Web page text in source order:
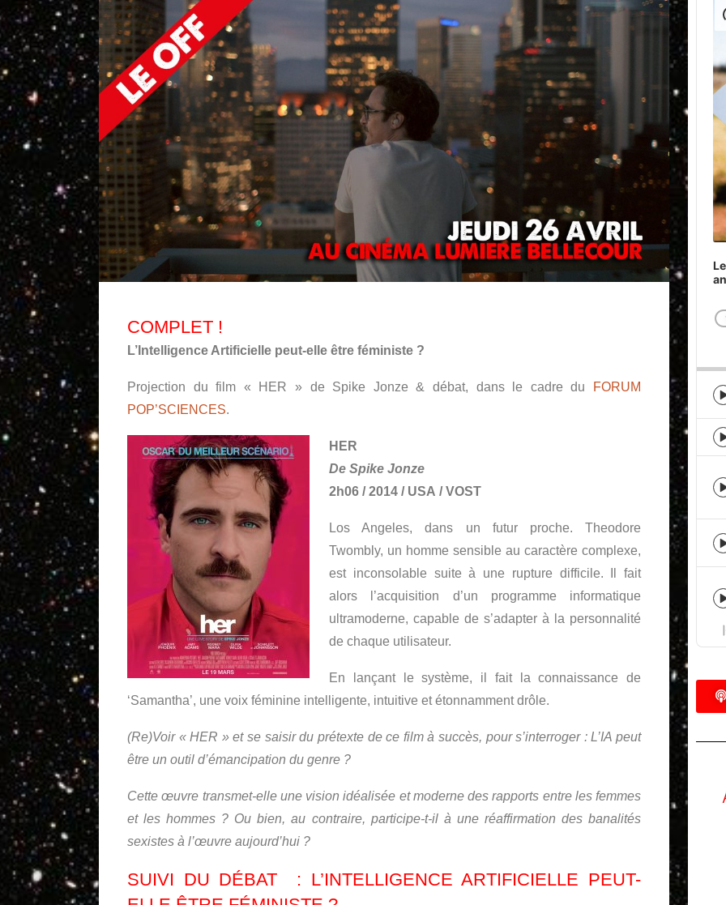
COMPLET !
L’Intelligence Artificielle peut-elle être féministe ?
Projection du film « HER » de Spike Jonze & débat, dans le cadre du
FORUM
POP’SCIENCES.
HER
De Spike Jonze
2h06 / 2014 / USA / VOST
Los Angeles, dans un futur proche. Theodore
Twombly, un homme sensible au caractère complexe,
est inconsolable suite à une rupture difficile. Il fait
alors l’acquisition d’un programme informatique
ultramoderne, capable de s’adapter à la personnalité
de chaque utilisateur.
En lançant le système, il fait la connaissance de
‘Samantha’, une voix féminine intelligente, intuitive et étonnamment drôle.
(Re)Voir « HER » et se saisir du prétexte de ce film à succès, pour s’interroger : L’IA peut
être un outil d’émancipation du genre ?
Cette œuvre transmet-elle une vision idéalisée et moderne des rapports entre les femmes
et les hommes ? Ou bien, au contraire, participe-t-il à une réaffirmation des banalités
sexistes à l’œuvre aujourd’hui ?
SUIVI DU DÉBAT : L’INTELLIGENCE ARTIFICIELLE PEUT-